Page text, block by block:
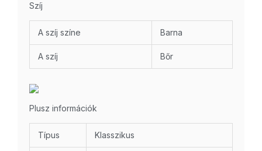
Szíj
A szíj színe Barna
A szíj Bőr
Plusz információk
Típus Klasszikus